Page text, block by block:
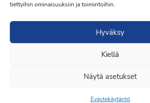
tiettyihin ominaisuuksiin ja toimintoihin.
Hyväksy
Kiellä
Näytä asetukset
Evästekäytäntö
·Toteutus ja ylläpitoMMD Networks